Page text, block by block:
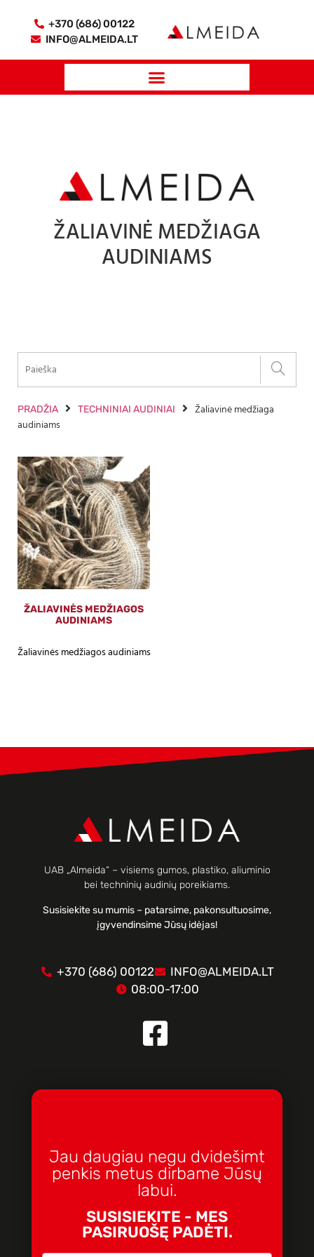
+370 (686) 00122
INFO@ALMEIDA.LT
ŽALIAVINĖ MEDŽIAGA
AUDINIAMS
PRADŽIA TECHNINIAI AUDINIAI
Žaliavinė medžiaga
audiniams
ŽALIAVINĖS MEDŽIAGOS
AUDINIAMS
Žaliavinės medžiagos audiniams
UAB „Almeida“ – visiems gumos, plastiko, aliuminio
bei techninių audinių poreikiams.
Susisiekite su mumis – patarsime, pakonsultuosime,
įgyvendinsime Jūsų idėjas!
+370 (686) 00122
INFO@ALMEIDA.LT
08:00-17:00
Jau daugiau negu dvidešimt
penkis metus dirbame Jūsų
labui.
SUSISIEKITE - MES
PASIRUOŠĘ PADĖTI.